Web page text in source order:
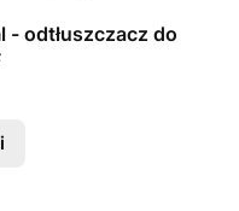
- odtłuszczacz do